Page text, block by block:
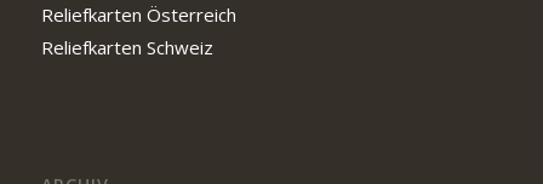
Reliefkarten Österreich
Reliefkarten Schweiz